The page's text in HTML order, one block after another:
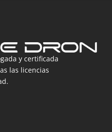
y certificada
las licencias